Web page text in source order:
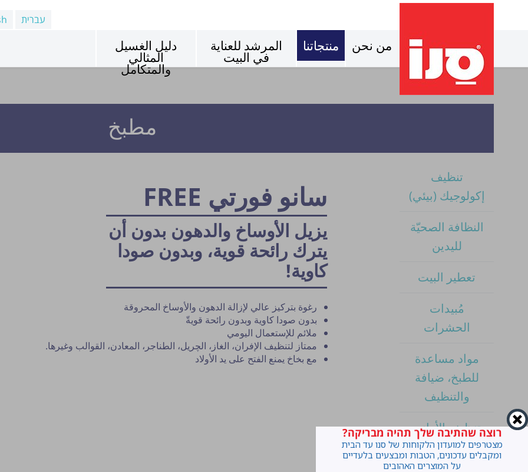
עברית
من نحن منتجاتنا المرشد للعناية
في البيت
دليل الغسيل
المثالي
والمتكامل
مطبخ
تنظيف
إكولوجيك (بيئي)
النظافة الصحيّة
لليدين
تعطير البيت
مُبيدات
الحشرات
مواد مساعدة
للطبخ، ضيافة
والتنظيف
تنظيف الأواني
تنظيف البيت
سانو فورتي FREE
يزيل الأوساخ والدهون بدون أن
يترك رائحة قوية، وبدون صودا
كاوية!
رغوة بتركيز عالي لإزالة الدهون والأوساخ المحروقة
بدون صودا كاوية وبدون رائحة قويةّ
ملائم للإستعمال اليومي
ممتاز لتنظيف الإفران، الغاز، الچريل، الطناجر، المعادن، القوالب وغيرها.
مع بخاخ يمنع الفتح على يد الأولاد
רוצה שהתיבה שלך תהיה מבריקה?
מצטרפים למועדון הלקוחות של סנו עד הבית
ומקבלים עדכונים, הטבות ומבצעים בלעדיים
על המוצרים האהובים